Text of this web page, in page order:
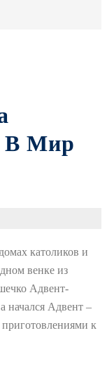
В Мир
католиков и
венке из
Адвент-
начался Адвент –
к